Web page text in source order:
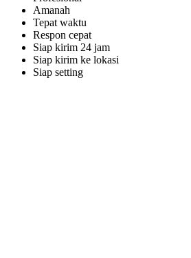
Amanah
Tepat waktu
Respon cepat
Siap kirim 24 jam
Siap kirim ke lokasi
Siap setting